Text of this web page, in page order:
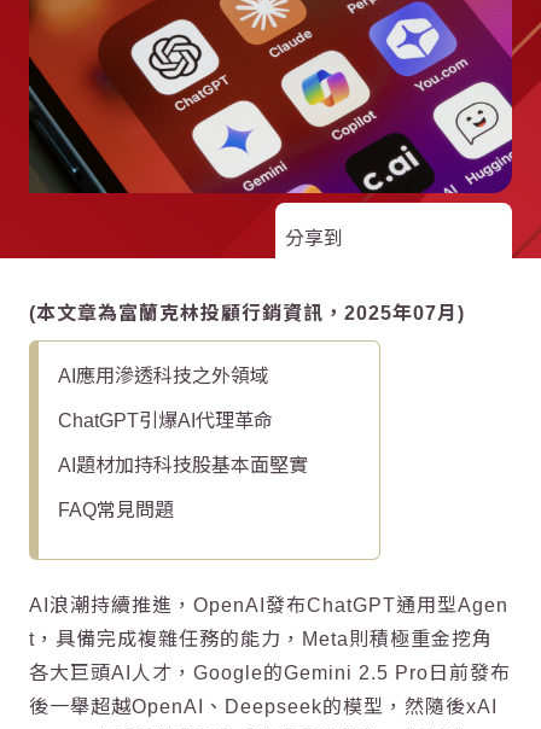
分享到
(本文章為富蘭克林投顧行銷資訊，2025年07月)
AI應用滲透科技之外領域
ChatGPT引爆AI代理革命
AI題材加持科技股基本面堅實
FAQ常見問題
AI 浪潮持續推進，OpenAI發布ChatGPT通用型Agen
t，具備完成複雜任務的能力，Meta則積極重金挖角
各大巨頭AI人才，Google的Gemini 2.5 Pro日前發布
後一舉超越OpenAI、Deepseek的模型，然隨後xAI